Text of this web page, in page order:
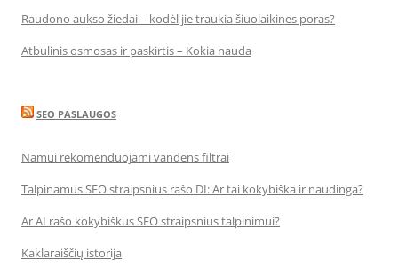
Raudono aukso žiedai – kodėl jie traukia šiuolaikines poras?
Atbulinis osmosas ir paskirtis – Kokia nauda
SEO PASLAUGOS
Namui rekomenduojami vandens filtrai
Talpinamus SEO straipsnius rašo DI: Ar tai kokybiška ir naudinga?
Ar AI rašo kokybiškus SEO straipsnius talpinimui?
Kaklaraiščių istorija